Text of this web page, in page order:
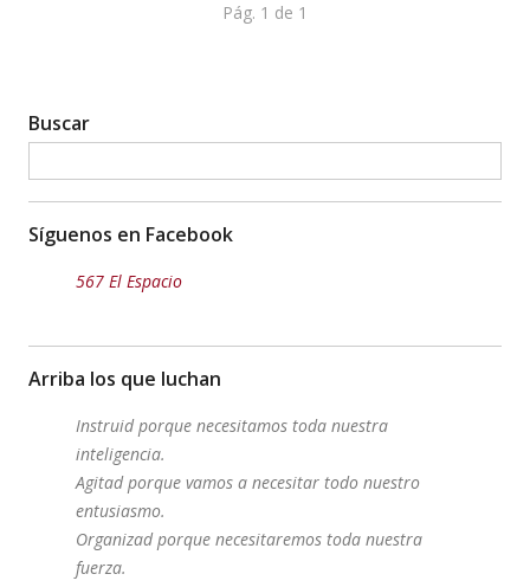
Pág. 1 de 1
Buscar
Síguenos en Facebook
567 El Espacio
Arriba los que luchan
Instruid porque necesitamos toda nuestra
inteligencia.
Agitad porque vamos a necesitar todo nuestro
entusiasmo.
Organizad porque necesitaremos toda nuestra
fuerza.